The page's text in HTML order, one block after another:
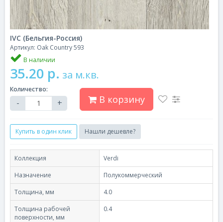
IVC (Бельгия-Россия)
Артикул: Oak Country 593
В наличии
35.20 р. за м.кв.
Количество:
- + В корзину
Купить в один клик Нашли дешевле?
Коллекция
Verdi
Назначение
Полукоммерческий
Толщина, мм
4.0
Толщина рабочей
поверхности, мм
0.4